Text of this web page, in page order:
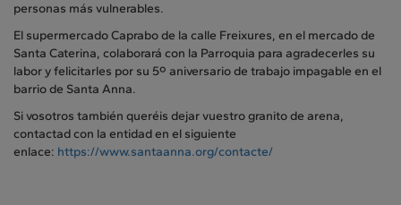
personas más vulnerables.
El supermercado Caprabo de la calle Freixures, en el mercado de
Santa Caterina, colaborará con la Parroquia para agradecerles su
labor y felicitarles por su 5º aniversario de trabajo impagable en el
barrio de Santa Anna.
Si vosotros también queréis dejar vuestro granito de arena,
contactad con la entidad en el siguiente
enlace: https://www.santaanna.org/contacte/